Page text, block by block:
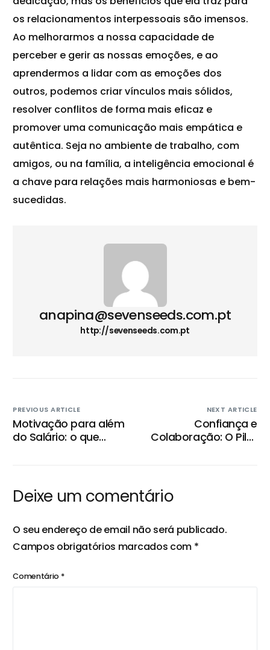
os relacionamentos interpessoais são imensos.
Ao melhorarmos a nossa capacidade de
perceber e gerir as nossas emoções, e ao
aprendermos a lidar com as emoções dos
outros, podemos criar vínculos mais sólidos,
resolver conflitos de forma mais eficaz e
promover uma comunicação mais empática e
autêntica. Seja no ambiente de trabalho, com
amigos, ou na família, a inteligência emocional é
a chave para relações mais harmoniosas e bem-
sucedidas.
anapina@sevenseeds.com.pt
http://sevenseeds.com.pt
PREVIOUS ARTICLE
Motivação para além
do Salário: o que
NEXT ARTICLE
Confiança e
Colaboração: O Pilar
Deixe um comentário
O seu endereço de email não será publicado.
Campos obrigatórios marcados com *
Comentário *